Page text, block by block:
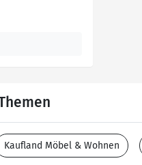
Kaufland Möbel & Wohnen